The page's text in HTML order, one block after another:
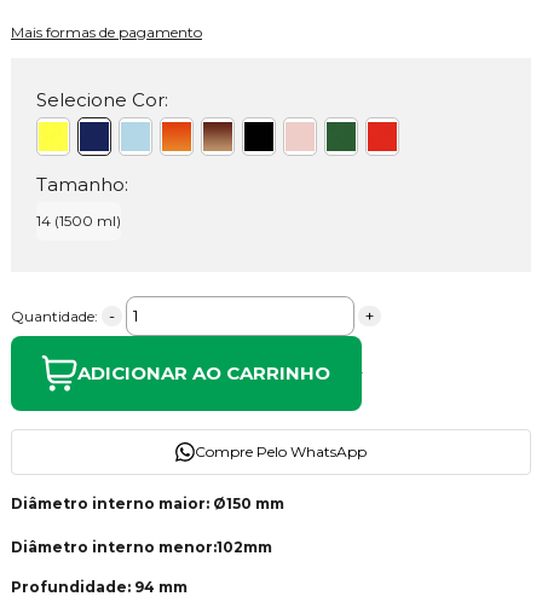
Mais formas de pagamento
Selecione Cor:
Tamanho:
14 (1500 ml)
Quantidade: - +
ADICIONAR AO CARRINHO
Compre Pelo WhatsApp
Diâmetro interno maior: Ø150 mm
Diâmetro interno menor:102mm
Profundidade: 94 mm